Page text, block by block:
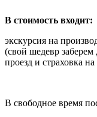
В стоимость входит:
экскурсия на
(свой шедевр
проезд и страховка
В свободное время